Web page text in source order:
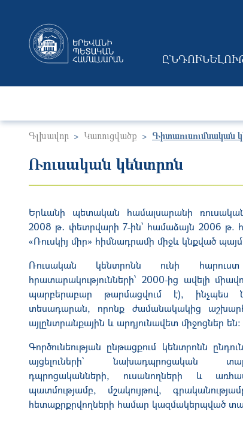
MAIN
Գլխավոր Կառուցվածք Գիտաուսումնական
Ռուսական կենտրոն
Երևանի պետական համալսարանի
2008 թ․ փետրվարի 7-ին՝ համաձայն 2006 թ.
«Ռուսկիյ միր» հիմնադրամի միջև կնքված
Ռուսական կենտրոնն ունի
հրատարակությունների՝ 2000-ից ավելի
պարբերաբար թարմացվում է), ինչպես
տեսադարան, որոնք ժամանակակից
այլընտրանքային և արդյունավետ միջոցներ են:
Գործունեության ընթացքում կենտրոնն
այցելուների՝ նախադպրոցական
դպրոցականների, ուսանողների և
պատմությամբ, մշակույթով,
հետաքրքրվողների համար կազմակերպված